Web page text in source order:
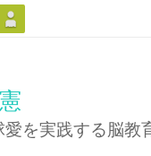
愛を実践する脳教